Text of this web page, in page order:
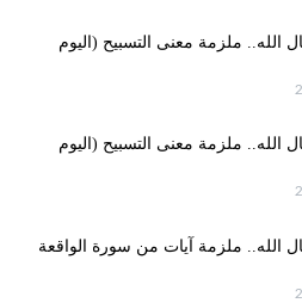
الله.. ملزمة معنى التسبيح (اليوم
الله.. ملزمة معنى التسبيح (اليوم
الله.. ملزمة آيات من سورة الواقعة